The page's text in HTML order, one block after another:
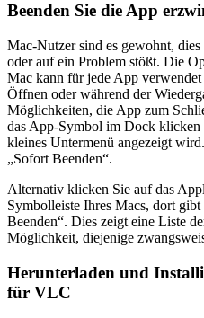
Beenden Sie die App
Mac-Nutzer sind es gewohnt,
oder auf ein Problem stößt. Die
Mac kann für jede App
Öffnen oder während der
Möglichkeiten, die App zum
das App-Symbol im Dock klicken
kleines Untermenü angezeigt
„Sofort Beenden“.
Alternativ klicken Sie auf das
Symbolleiste Ihres Macs, dort
Beenden“. Dies zeigt eine Liste
Möglichkeit, diejenige
Herunterladen und
für VLC